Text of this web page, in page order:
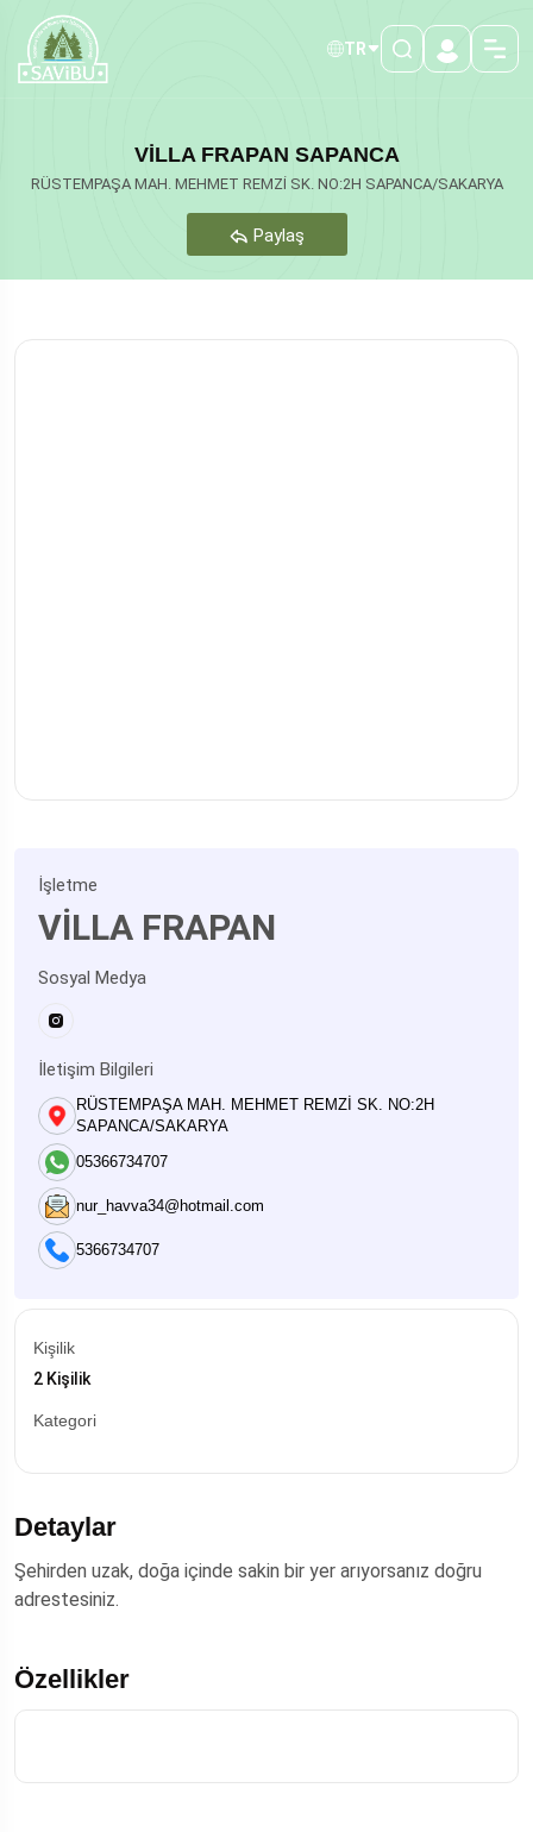
TR
VİLLA FRAPAN SAPANCA
RÜSTEMPAŞA MAH. MEHMET REMZİ SK. NO:2H SAPANCA/SAKARYA
Paylaş
İşletme
VİLLA FRAPAN
Sosyal Medya
İletişim Bilgileri
RÜSTEMPAŞA MAH. MEHMET REMZİ SK. NO:2H
SAPANCA/SAKARYA
05366734707
nur_havva34@hotmail.com
5366734707
Kişilik
2 Kişilik
Kategori
Detaylar
Şehirden uzak, doğa içinde sakin bir yer arıyorsanız doğru
adrestesiniz.
Özellikler